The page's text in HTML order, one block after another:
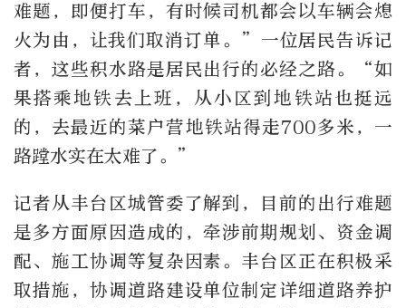
难题，即便打车，有时候司机都会以车辆会熄
火为由，让我们取消订单。”一位居民告诉记
者，这些积水路是居民出行的必经之路。“如
果搭乘地铁去上班，从小区到地铁站也挺远
的，去最近的菜户营地铁站得走700多米，一
路蹚水实在太难了。”
记者从丰台区城管委了解到，目前的出行难题
是多方面原因造成的，牵涉前期规划、资金调
配、施工协调等复杂因素。丰台区正在积极采
取措施，协调道路建设单位制定详细道路养护